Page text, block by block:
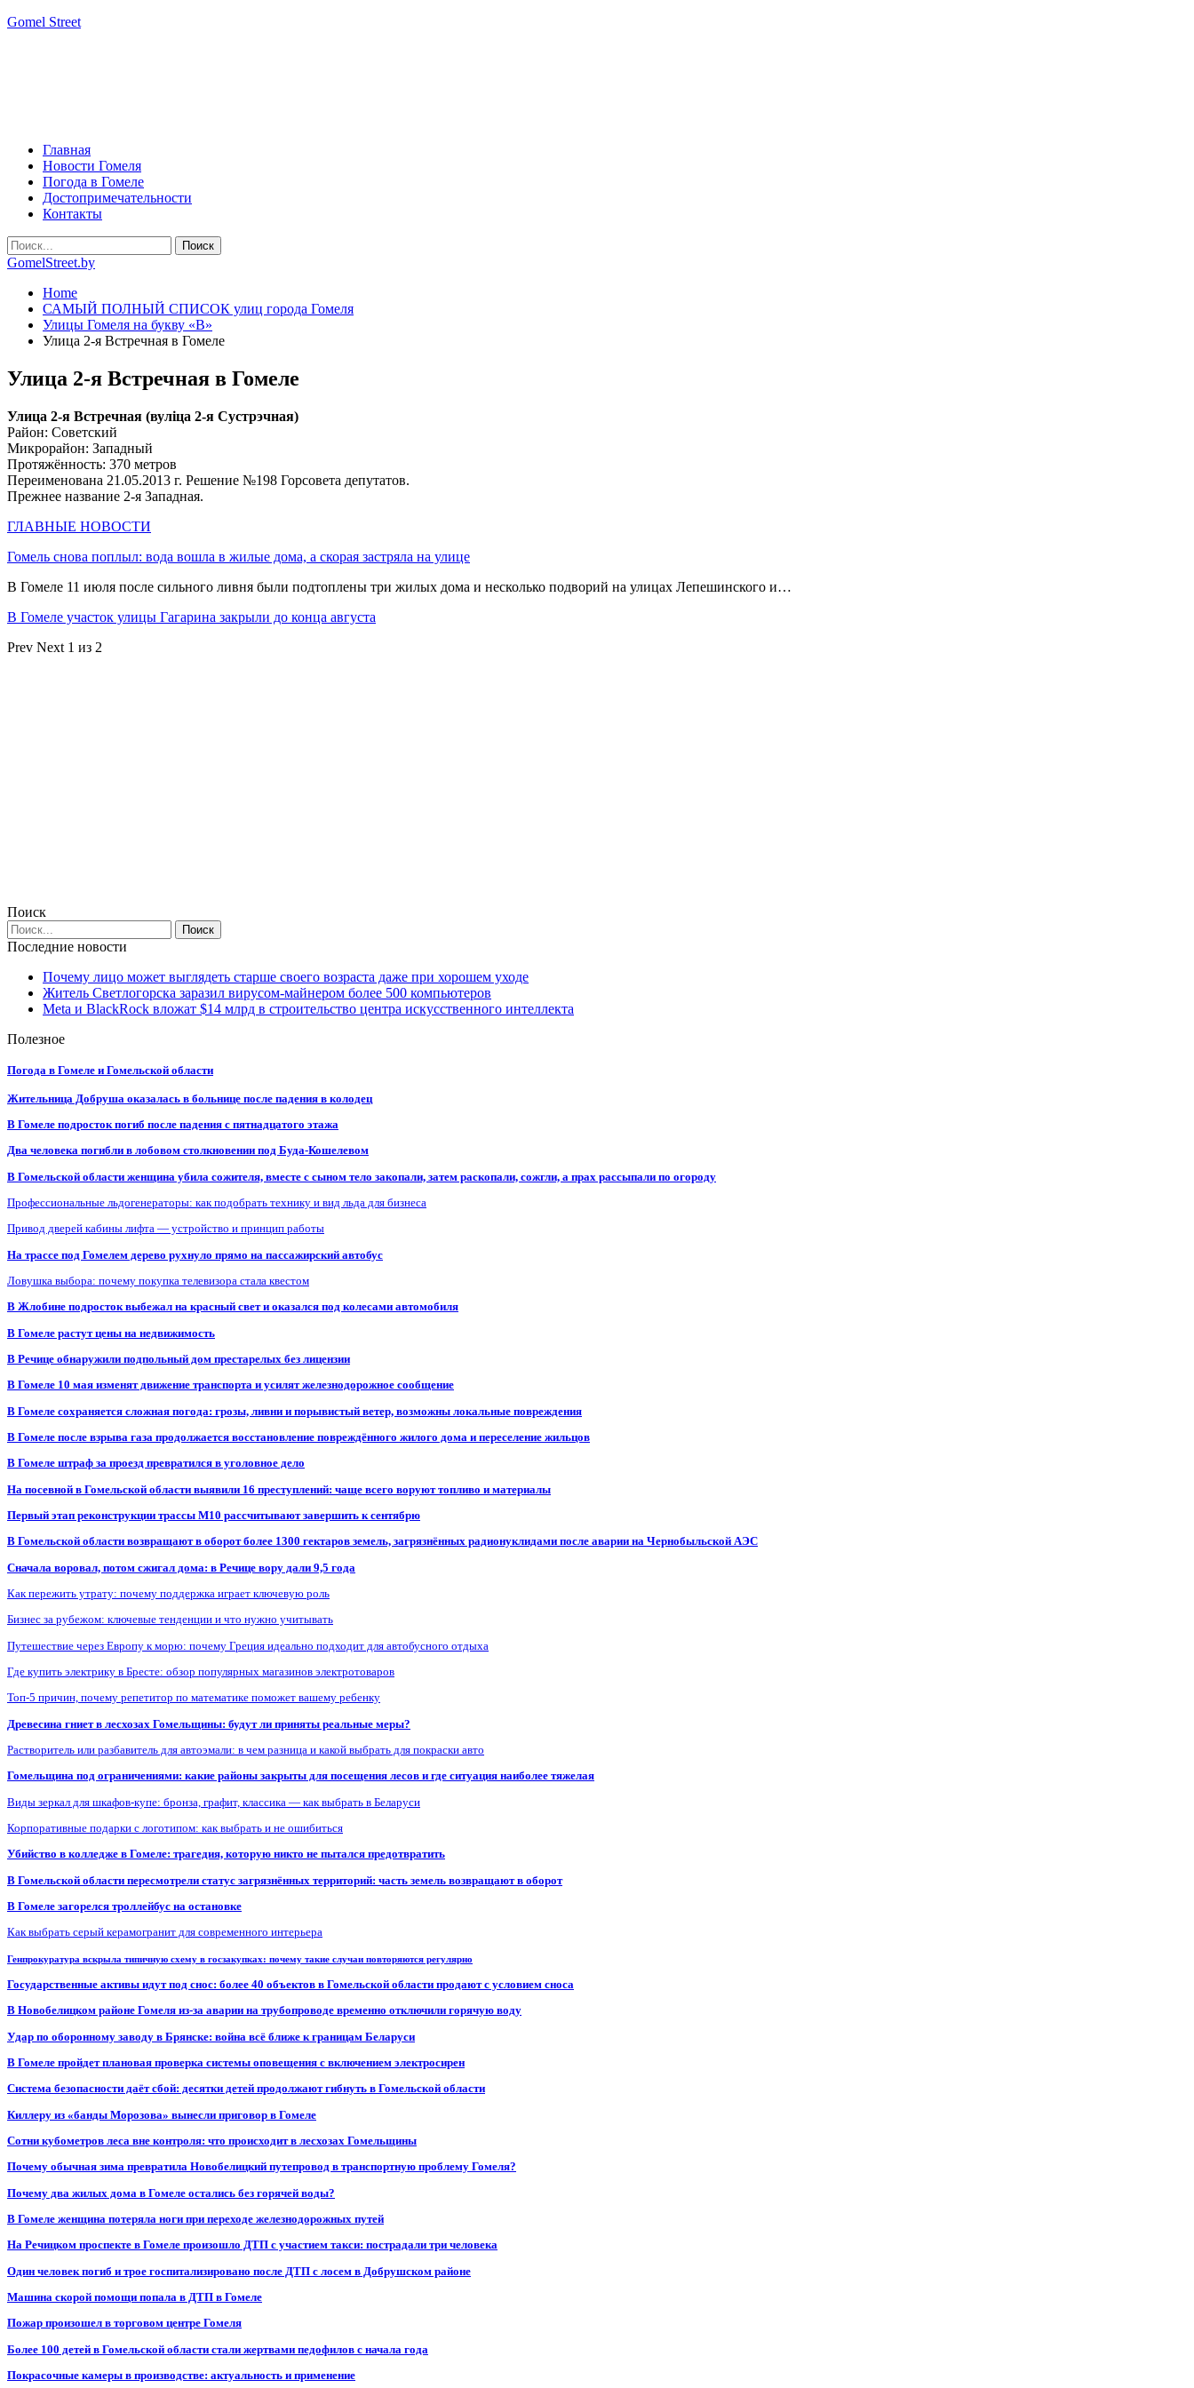
Gomel Street
Главная
Новости Гомеля
Погода в Гомеле
Достопримечательности
Контакты
GomelStreet.by
Home
САМЫЙ ПОЛНЫЙ СПИСОК улиц города Гомеля
Улицы Гомеля на букву «В»
Улица 2-я Встречная в Гомеле
Улица 2-я Встречная в Гомеле
Улица 2-я Встречная (вулiца 2-я Сустрэчная)
Район: Советский
Микрорайон: Западный
Протяжённость: 370 метров
Переименована 21.05.2013 г. Решение №198 Горсовета депутатов.
Прежнее название 2-я Западная.
ГЛАВНЫЕ НОВОСТИ
Гомель снова поплыл: вода вошла в жилые дома, а скорая застряла на улице
В Гомеле 11 июля после сильного ливня были подтоплены три жилых дома и несколько подворий на улицах Лепешинского и…
В Гомеле участок улицы Гагарина закрыли до конца августа
Prev Next 1 из 2
Поиск
Последние новости
Почему лицо может выглядеть старше своего возраста даже при хорошем уходе
Житель Светлогорска заразил вирусом-майнером более 500 компьютеров
Meta и BlackRock вложат $14 млрд в строительство центра искусственного интеллекта
Полезное
Погода в Гомеле и Гомельской области
Жительница Добруша оказалась в больнице после падения в колодец
В Гомеле подросток погиб после падения с пятнадцатого этажа
Два человека погибли в лобовом столкновении под Буда-Кошелевом
В Гомельской области женщина убила сожителя, вместе с сыном тело закопали, затем раскопали, сожгли, а прах рассыпали по огороду
Профессиональные льдогенераторы: как подобрать технику и вид льда для бизнеса
Привод дверей кабины лифта — устройство и принцип работы
На трассе под Гомелем дерево рухнуло прямо на пассажирский автобус
Ловушка выбора: почему покупка телевизора стала квестом
В Жлобине подросток выбежал на красный свет и оказался под колесами автомобиля
В Гомеле растут цены на недвижимость
В Речице обнаружили подпольный дом престарелых без лицензии
В Гомеле 10 мая изменят движение транспорта и усилят железнодорожное сообщение
В Гомеле сохраняется сложная погода: грозы, ливни и порывистый ветер, возможны локальные повреждения
В Гомеле после взрыва газа продолжается восстановление повреждённого жилого дома и переселение жильцов
В Гомеле штраф за проезд превратился в уголовное дело
На посевной в Гомельской области выявили 16 преступлений: чаще всего воруют топливо и материалы
Первый этап реконструкции трассы М10 рассчитывают завершить к сентябрю
В Гомельской области возвращают в оборот более 1300 гектаров земель, загрязнённых радионуклидами после аварии на Чернобыльской АЭС
Сначала воровал, потом сжигал дома: в Речице вору дали 9,5 года
Как пережить утрату: почему поддержка играет ключевую роль
Бизнес за рубежом: ключевые тенденции и что нужно учитывать
Путешествие через Европу к морю: почему Греция идеально подходит для автобусного отдыха
Где купить электрику в Бресте: обзор популярных магазинов электротоваров
Топ-5 причин, почему репетитор по математике поможет вашему ребенку
Древесина гниет в лесхозах Гомельщины: будут ли приняты реальные меры?
Растворитель или разбавитель для автоэмали: в чем разница и какой выбрать для покраски авто
Гомельщина под ограничениями: какие районы закрыты для посещения лесов и где ситуация наиболее тяжелая
Виды зеркал для шкафов-купе: бронза, графит, классика — как выбрать в Беларуси
Корпоративные подарки с логотипом: как выбрать и не ошибиться
Убийство в колледже в Гомеле: трагедия, которую никто не пытался предотвратить
В Гомельской области пересмотрели статус загрязнённых территорий: часть земель возвращают в оборот
В Гомеле загорелся троллейбус на остановке
Как выбрать серый керамогранит для современного интерьера
Генпрокуратура вскрыла типичную схему в госзакупках: почему такие случаи повторяются регулярно
Государственные активы идут под снос: более 40 объектов в Гомельской области продают с условием сноса
В Новобелицком районе Гомеля из-за аварии на трубопроводе временно отключили горячую воду
Удар по оборонному заводу в Брянске: война всё ближе к границам Беларуси
В Гомеле пройдет плановая проверка системы оповещения с включением электросирен
Система безопасности даёт сбой: десятки детей продолжают гибнуть в Гомельской области
Киллеру из «банды Морозова» вынесли приговор в Гомеле
Сотни кубометров леса вне контроля: что происходит в лесхозах Гомельщины
Почему обычная зима превратила Новобелицкий путепровод в транспортную проблему Гомеля?
Почему два жилых дома в Гомеле остались без горячей воды?
В Гомеле женщина потеряла ноги при переходе железнодорожных путей
На Речицком проспекте в Гомеле произошло ДТП с участием такси: пострадали три человека
Один человек погиб и трое госпитализировано после ДТП с лосем в Добрушском районе
Машина скорой помощи попала в ДТП в Гомеле
Пожар произошел в торговом центре Гомеля
Более 100 детей в Гомельской области стали жертвами педофилов с начала года
Покрасочные камеры в производстве: актуальность и применение